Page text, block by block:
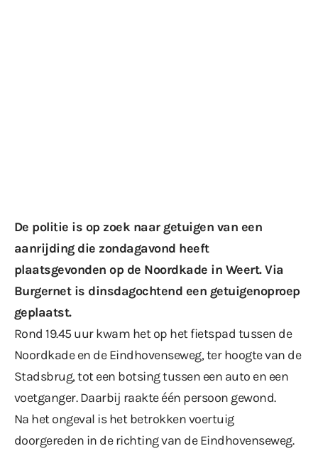
De politie is op zoek naar getuigen van een
aanrijding die zondagavond heeft
plaatsgevonden op de Noordkade in Weert. Via
Burgernet is dinsdagochtend een getuigenoproep
geplaatst.
Rond 19.45 uur kwam het op het fietspad tussen de
Noordkade en de Eindhovenseweg, ter hoogte van de
Stadsbrug, tot een botsing tussen een auto en een
voetganger. Daarbij raakte één persoon gewond.
Na het ongeval is het betrokken voertuig
doorgereden in de richting van de Eindhovenseweg.